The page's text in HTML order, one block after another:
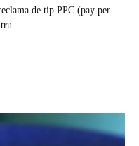
de tip PPC (pay per